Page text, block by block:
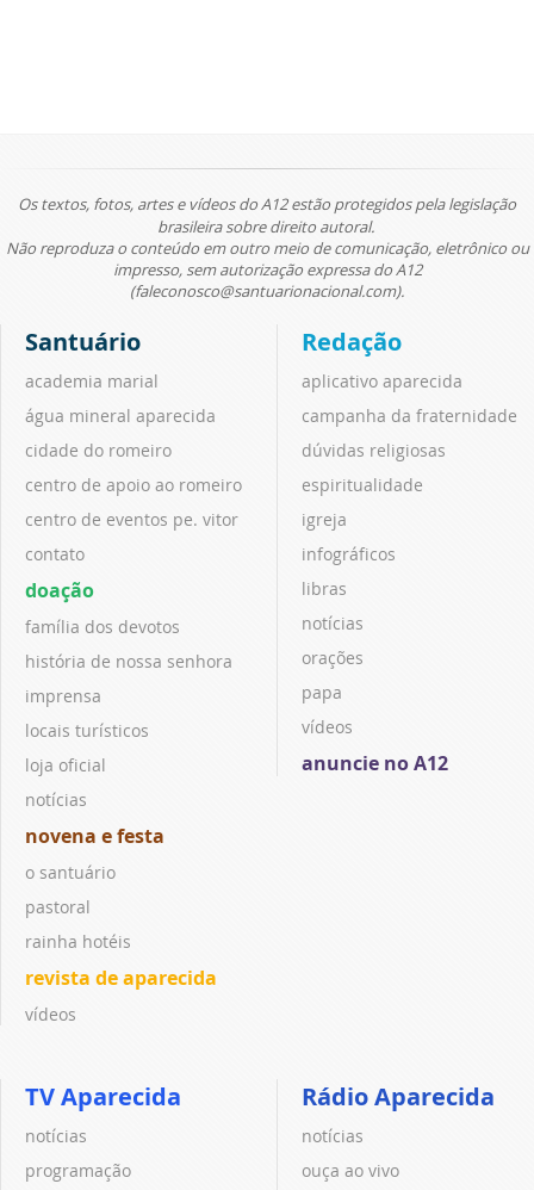
Os textos, fotos, artes e vídeos do A12 estão protegidos pela legislação
brasileira sobre direito autoral.
Não reproduza o conteúdo em outro meio de comunicação, eletrônico ou
impresso, sem autorização expressa do A12
(faleconosco@santuarionacional.com).
Santuário
academia marial
água mineral aparecida
cidade do romeiro
centro de apoio ao romeiro
centro de eventos pe. vitor
contato
doação
família dos devotos
história de nossa senhora
imprensa
locais turísticos
loja oficial
notícias
novena e festa
o santuário
pastoral
rainha hotéis
revista de aparecida
vídeos
Redação
aplicativo aparecida
campanha da fraternidade
dúvidas religiosas
espiritualidade
igreja
infográficos
libras
notícias
orações
papa
vídeos
anuncie no A12
TV Aparecida
notícias
programação
Rádio Aparecida
notícias
ouça ao vivo